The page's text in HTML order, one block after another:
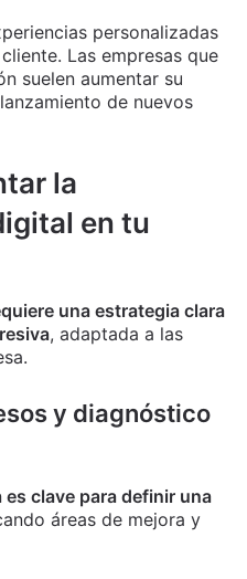
personalizadas
Las empresas que
suelen aumentar su
de nuevos
la
en tu
una estrategia clara
, adaptada a las
y diagnóstico
clave para definir una
áreas de mejora y